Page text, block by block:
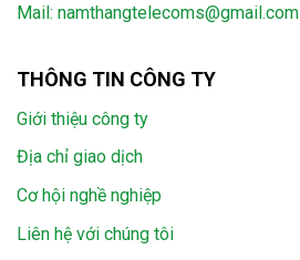
Mail: namthangtelecoms@gmail.com
THÔNG TIN CÔNG TY
Giới thiệu công ty
Địa chỉ giao dịch
Cơ hội nghề nghiệp
Liên hệ với chúng tôi